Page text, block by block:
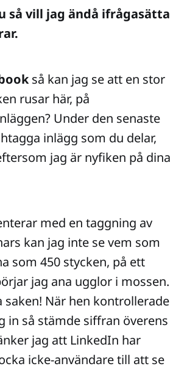
så vill jag ändå ifrågasätta
så kan jag se att en stor
rusar här, på
Under den senaste
inlägg som du delar,
jag är nyfiken på dina
med en taggning av
kan jag inte se vem som
som 450 stycken, på ett
jag ana ugglor i mossen.
När hen kontrollerade
in så stämde siffran överens
jag att LinkedIn har
icke-användare till att se